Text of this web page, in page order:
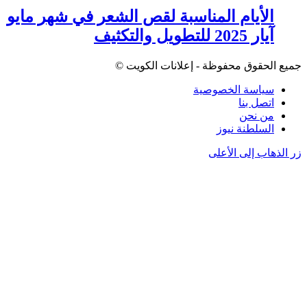
الأيام المناسبة لقص الشعر في شهر مايو
آيار 2025 للتطويل والتكثيف
جميع الحقوق محفوظة - إعلانات الكويت ©
سياسة الخصوصية
اتصل بنا
من نحن
السلطنة نيوز
زر الذهاب إلى الأعلى